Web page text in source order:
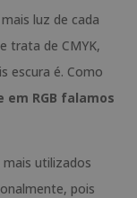
luz de cada
trata de CMYK,
escura é. Como
em RGB falamos
utilizados
pois